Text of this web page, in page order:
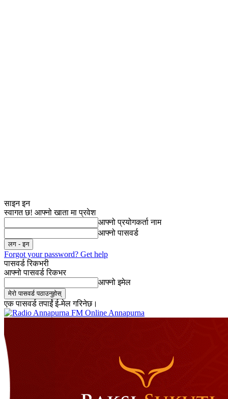
साइन इन
स्वागत छ! आफ्नो खाता मा प्रवेश
आफ्नो प्रयोगकर्ता नाम
आफ्नो पासवर्ड
Forgot your password? Get help
पासवर्ड रिकभरी
आफ्नो पासवर्ड रिकभर
आफ्नो इमेल
एक पासवर्ड तपाईं ई-मेल गरिनेछ।
Online Annapurna